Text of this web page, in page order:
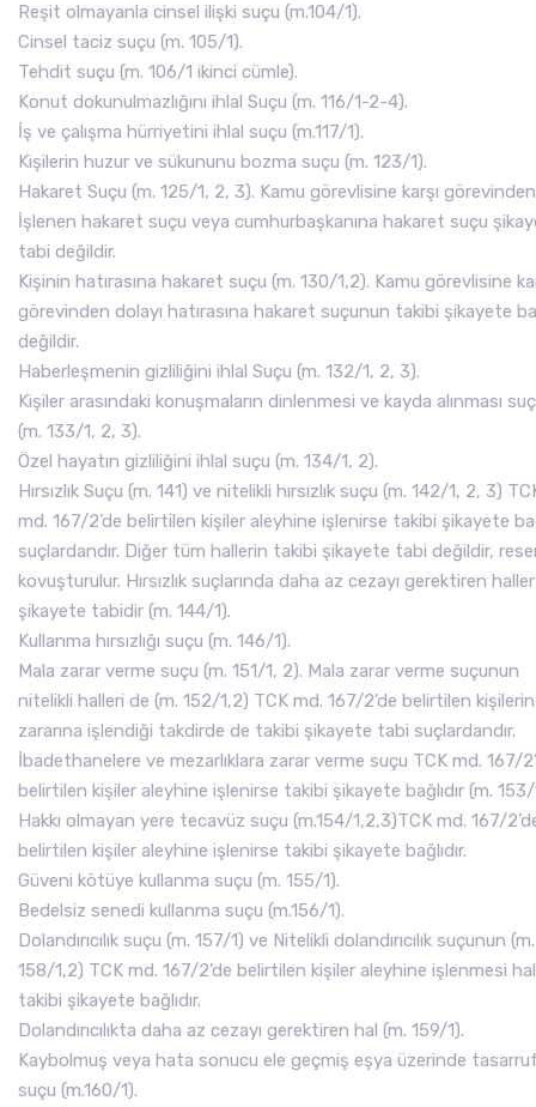
Reşit olmayanla cinsel ilişki suçu (m.104/1).
Cinsel taciz suçu (m. 105/1).
Tehdit suçu (m. 106/1 ikinci cümle).
Konut dokunulmazlığını ihlal Suçu (m. 116/1-2-4).
İş ve çalışma hürriyetini ihlal suçu (m.117/1).
Kişilerin huzur ve sükununu bozma suçu (m. 123/1).
Hakaret Suçu (m. 125/1, 2, 3). Kamu görevlisine karşı görevinden
İşlenen hakaret suçu veya cumhurbaşkanına hakaret suçu
tabi değildir.
Kişinin hatırasına hakaret suçu (m. 130/1,2). Kamu görevlisine
görevinden dolayı hatırasına hakaret suçunun takibi şikayete
değildir.
Haberleşmenin gizliliğini ihlal Suçu (m. 132/1, 2, 3).
Kişiler arasındaki konuşmaların dinlenmesi ve kayda alınması
(m. 133/1, 2, 3).
Özel hayatın gizliliğini ihlal suçu (m. 134/1, 2).
Hırsızlık Suçu (m. 141) ve nitelikli hırsızlık suçu (m. 142/1, 2, 3)
md. 167/2’de belirtilen kişiler aleyhine işlenirse takibi şikayete
suçlardandır. Diğer tüm hallerin takibi şikayete tabi değildir,
kovuşturulur. Hırsızlık suçlarında daha az cezayı gerektiren
şikayete tabidir (m. 144/1).
Kullanma hırsızlığı suçu (m. 146/1).
Mala zarar verme suçu (m. 151/1, 2). Mala zarar verme suçunun
nitelikli halleri de (m. 152/1,2) TCK md. 167/2’de belirtilen kişilerin
zararına işlendiği takdirde de takibi şikayete tabi suçlardandır.
İbadethanelere ve mezarlıklara zarar verme suçu TCK md. 167/
belirtilen kişiler aleyhine işlenirse takibi şikayete bağlıdır (m. 153/
Hakkı olmayan yere tecavüz suçu (m.154/1,2,3)TCK md. 167/
belirtilen kişiler aleyhine işlenirse takibi şikayete bağlıdır.
Güveni kötüye kullanma suçu (m. 155/1).
Bedelsiz senedi kullanma suçu (m.156/1).
Dolandırıcılık suçu (m. 157/1) ve Nitelikli dolandırıcılık suçunun (m.
158/1,2) TCK md. 167/2’de belirtilen kişiler aleyhine işlenmesi
takibi şikayete bağlıdır.
Dolandırıcılıkta daha az cezayı gerektiren hal (m. 159/1).
Kaybolmuş veya hata sonucu ele geçmiş eşya üzerinde
suçu (m.160/1).